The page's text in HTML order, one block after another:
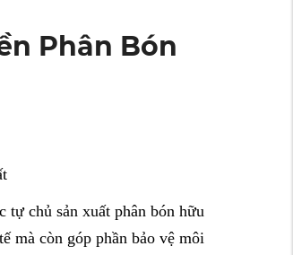
Phân Bón
tự chủ sản xuất phân bón hữu
mà còn góp phần bảo vệ môi